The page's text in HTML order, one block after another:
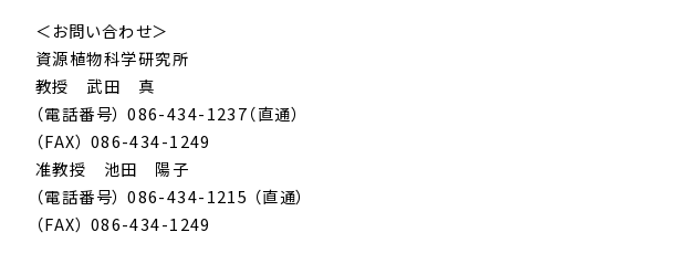
＜お問い合わせ＞
資源植物科学研究所
教授 武田 真
（電話番号） 086-434-1237（直通）
（FAX） 086-434-1249
准教授 池田 陽子
（電話番号） 086-434-1215 （直通）
（FAX） 086-434-1249